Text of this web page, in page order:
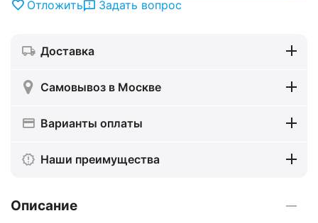
Отложить Задать вопрос
Доставка
Самовывоз в Москве
Варианты оплаты
Наши преимущества
Описание